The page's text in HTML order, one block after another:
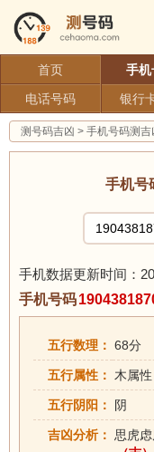
首页 手机
电话号码
银行
测号码吉凶 > 手机号码测吉
手机号
手机数据更新时间：
手机号码
五行数理： 68分
五行属性： 木属性
五行阴阳： 阴
吉凶分析：
思虎